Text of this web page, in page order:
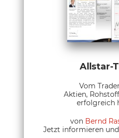
Allstar-
Vom
Aktien,
erfolgreich
von Bernd
Jetzt informieren